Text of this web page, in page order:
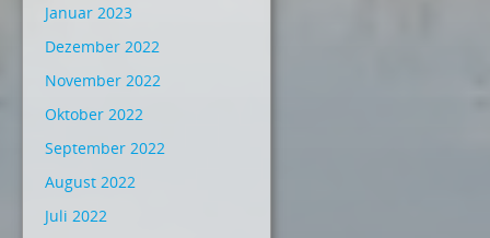
Januar 2023
Dezember 2022
November 2022
Oktober 2022
September 2022
August 2022
Juli 2022